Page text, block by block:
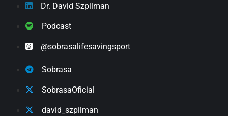
Dr. David Szpilman
Podcast
@sobrasalifesavingsport
Sobrasa
SobrasaOficial
david_szpilman